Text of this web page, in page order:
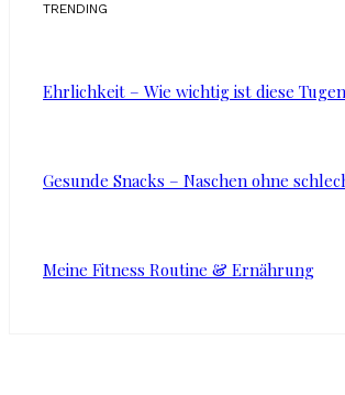
TRENDING
Ehrlichkeit – Wie wichtig ist diese
Gesunde Snacks – Naschen ohne
Meine Fitness Routine & Ernährung